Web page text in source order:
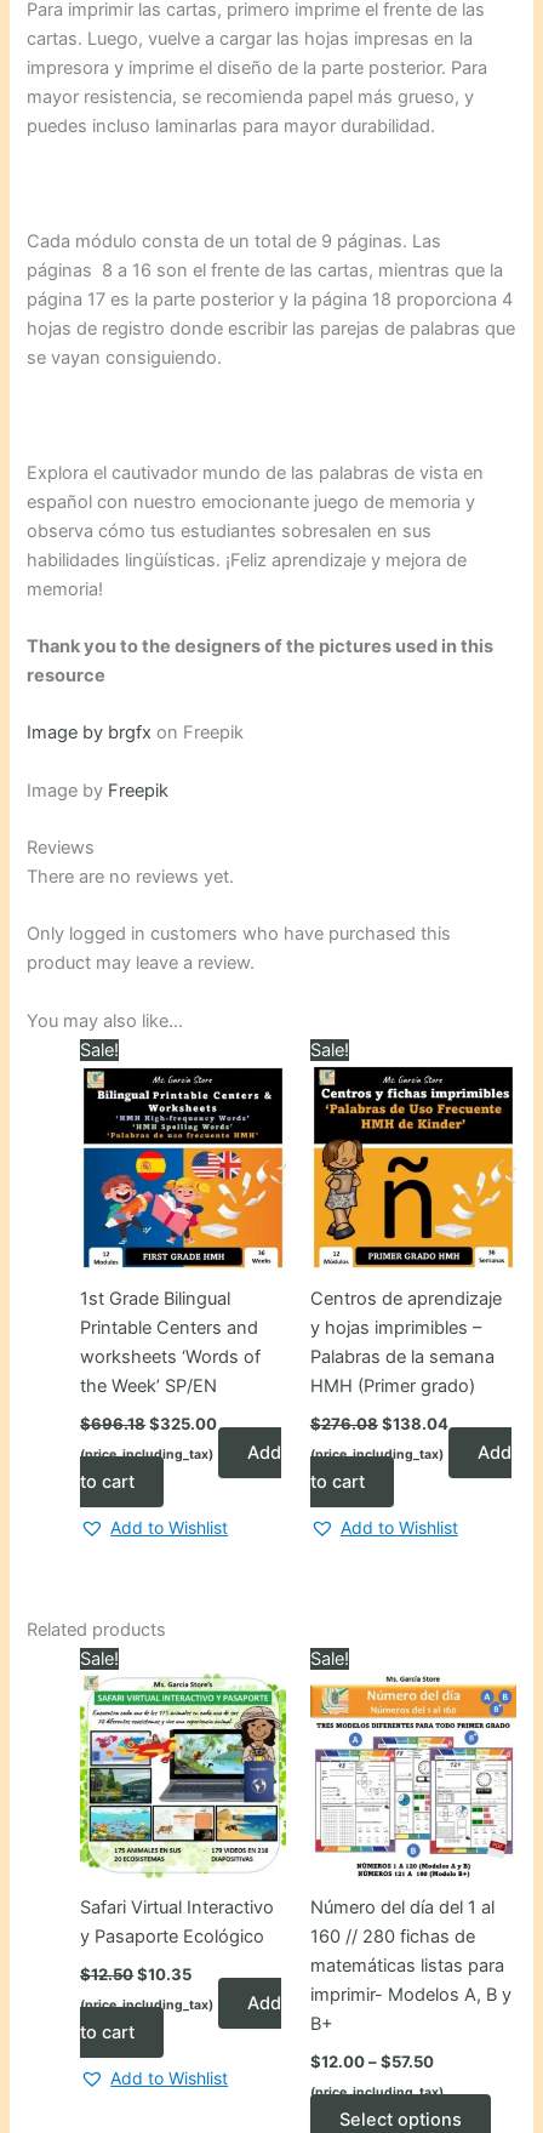
Para imprimir las cartas, primero imprime el frente de las
cartas. Luego, vuelve a cargar las hojas impresas en la
impresora y imprime el diseño de la parte posterior. Para
mayor resistencia, se recomienda papel más grueso, y
puedes incluso laminarlas para mayor durabilidad.
Cada módulo consta de un total de 9 páginas. Las
páginas 8 a 16 son el frente de las cartas, mientras que la
página 17 es la parte posterior y la página 18 proporciona 4
hojas de registro donde escribir las parejas de palabras que
se vayan consiguiendo.
Explora el cautivador mundo de las palabras de vista en
español con nuestro emocionante juego de memoria y
observa cómo tus estudiantes sobresalen en sus
habilidades lingüísticas. ¡Feliz aprendizaje y mejora de
memoria!
Thank you to the designers of the pictures used in this
resource
Image by brgfx on Freepik
Image by Freepik
Reviews
There are no reviews yet.
Only logged in customers who have purchased this
product may leave a review.
You may also like…
Sale!
1st Grade Bilingual
Printable Centers and
worksheets ‘Words of
the Week’ SP/EN
$696.18Original
price
was:
$696.18.
$325.00Current
$325.00.
(price_including_tax)
Add
to cart
Add to Wishlist
Sale!
Centros de aprendizaje
y hojas imprimibles –
Palabras de la semana
HMH (Primer grado)
$276.08Original
price
was:
$276.08.
$138.04Current
$138.04.
(price_including_tax)
Add
to cart
Add to Wishlist
Related products
Sale!
Safari Virtual Interactivo
y Pasaporte Ecológico
$12.50Original
price
was:
$10.35Current
is:
$10.35.
(price_including_tax)
Add
to cart
Add to Wishlist
Sale!
Número del día del 1 al
160 // 280 fichas de
matemáticas listas para
imprimir- Modelos A, B y
B+
$12.00–$57.50Price
$12.00
through
(price_including_tax)
Select options